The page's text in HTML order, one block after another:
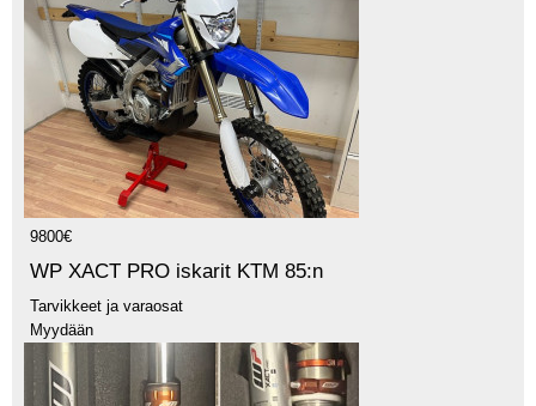
9800€
WP XACT PRO iskarit KTM 85:n
Tarvikkeet ja varaosat
Myydään